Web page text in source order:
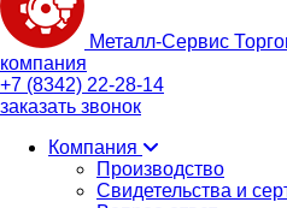
Металл-Сервис
компания
+7 (8342) 22-28-14
заказать звонок
Компания
Производство
Свидетельства и